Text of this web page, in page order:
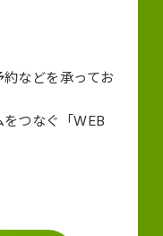
などを承ってお
つなぐ
「WEB